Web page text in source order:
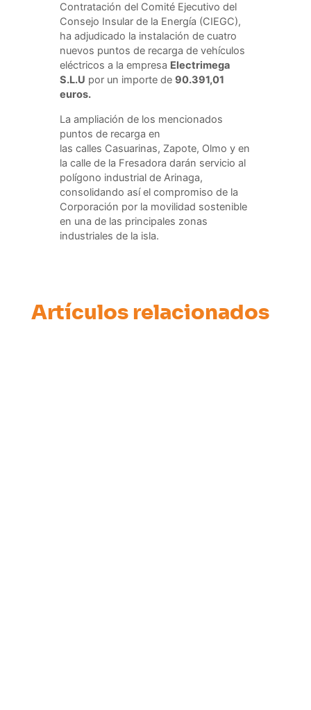
Contratación del Comité Ejecutivo del
Consejo Insular de la Energía (CIEGC),
ha adjudicado la instalación de cuatro
nuevos puntos de recarga de vehículos
eléctricos a la empresa Electrimega
S.L.U por un importe de 90.391,01
euros.
La ampliación de los mencionados
puntos de recarga en
las calles Casuarinas, Zapote, Olmo y en
la calle de la Fresadora darán servicio al
polígono industrial de Arinaga,
consolidando así el compromiso de la
Corporación por la movilidad sostenible
en una de las principales zonas
industriales de la isla.
Artículos relacionados